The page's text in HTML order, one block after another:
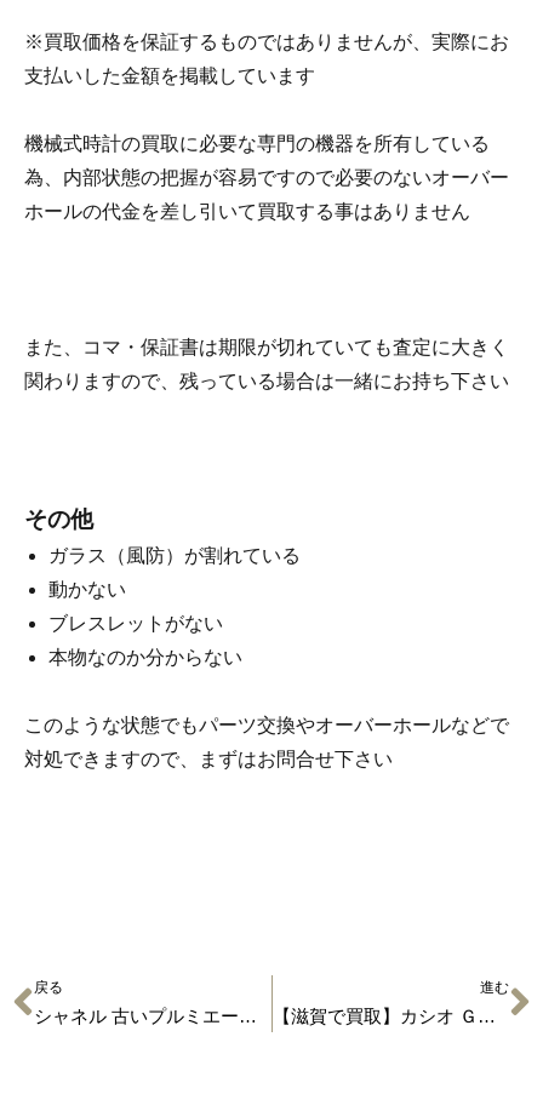
※買取価格を保証するものではありませんが、実際にお
支払いした金額を掲載しています
機械式時計の買取に必要な専門の機器を所有している
為、内部状態の把握が容易ですので必要のないオーバー
ホールの代金を差し引いて買取する事はありません
また、
コマ・保証書は期限が切れていても査定に大きく
関わりますので、残っている場合は一緒にお持ち下さい
その他
ガラス（風防）が割れている
動かない
ブレスレットがない
本物なのか分からない
このような状態でもパーツ交換やオーバーホールなどで
対処できますので、まずはお問合せ下さい
戻る
シャネル 古いプルミエールの時計【滋賀で高く売れます】
進む
【滋賀で買取】カシオ Ｇ－ＳＨＯＣＫ ＭＴＧ－Ｓ１０００Ｄ